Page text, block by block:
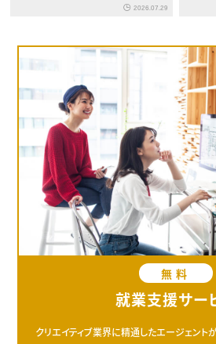
2026.07.29
無料
就業支援サー
クリエイティブ業界に精通したエージェント